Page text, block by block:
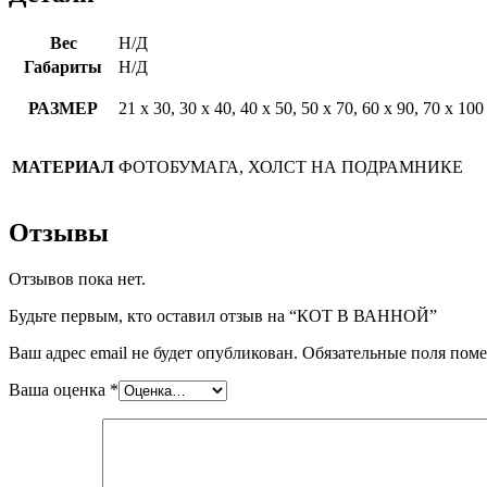
Вес
Н/Д
Габариты
Н/Д
РАЗМЕР 21 х 30, 30 х 40, 40 х 50, 50 х 70, 60 х 90, 70 х 100
МАТЕРИАЛ ФОТОБУМАГА, ХОЛСТ НА ПОДРАМНИКЕ
Отзывы
Отзывов пока нет.
Будьте первым, кто оставил отзыв на “КОТ В ВАННОЙ”
Ваш адрес email не будет опубликован. Обязательные поля
Ваша оценка *